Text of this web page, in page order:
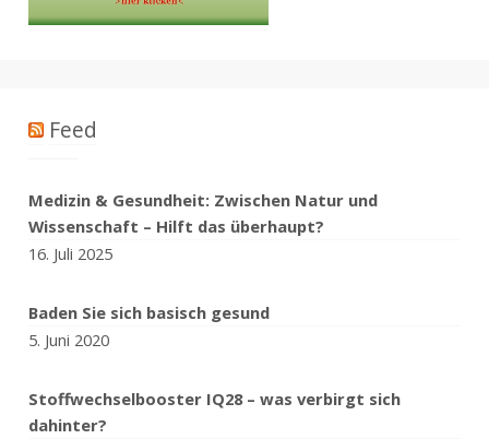
Feed
Medizin & Gesundheit: Zwischen Natur und
Wissenschaft – Hilft das überhaupt?
16. Juli 2025
Baden Sie sich basisch gesund
5. Juni 2020
Stoffwechselbooster IQ28 – was verbirgt sich
dahinter?